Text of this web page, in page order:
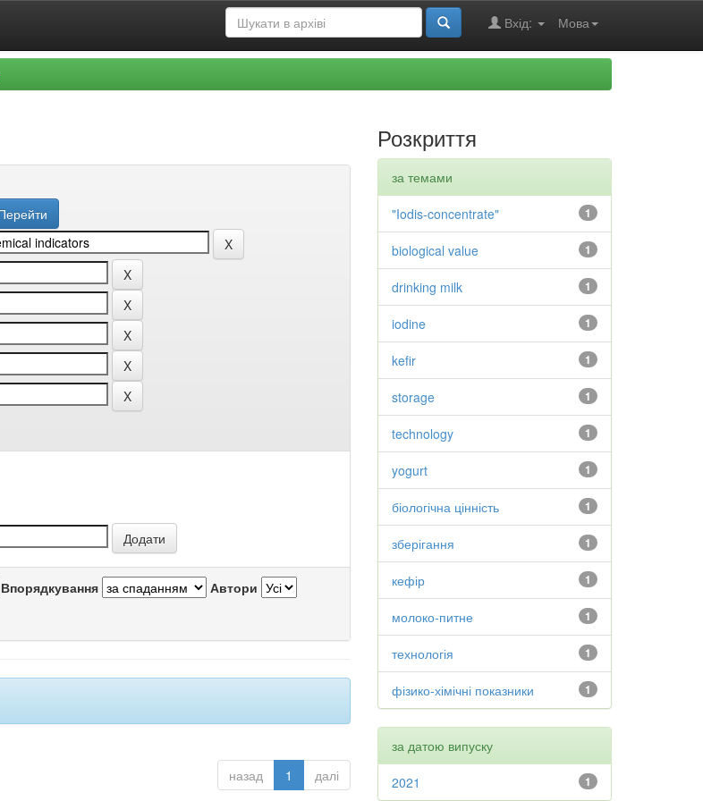
Мова
Вхід:
Впорядкування Автори
назад 1 далі
Розкриття
за темами
1
"Iodis-concentrate"
1
biological value
1
drinking milk
1
iodine
1
kefir
1
storage
1
technology
1
yogurt
1
біологічна цінність
1
зберігання
1
кефір
1
молоко-питне
1
технологія
1
фізико-хімічні показники
за датою випуску
1
2021